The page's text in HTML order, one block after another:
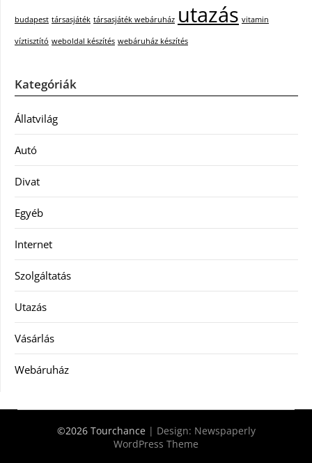
budapest társasjáték társasjáték webáruház utazás vitamin
víztisztító weboldal készítés webáruház készítés
Kategóriák
Állatvilág
Autó
Divat
Egyéb
Internet
Szolgáltatás
Utazás
Vásárlás
Webáruház
©2026 Tourchance | Design: Newspaperly
WordPress Theme